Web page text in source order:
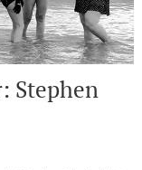
Stephen